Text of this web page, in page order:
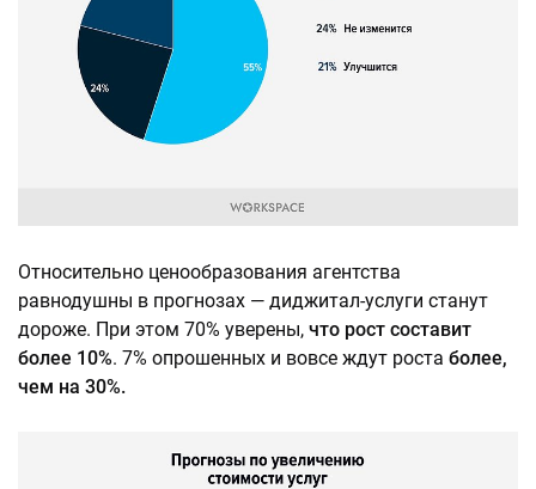
Относительно ценообразования агентства
равнодушны в прогнозах — диджитал-услуги станут
дороже. При этом 70% уверены, что рост составит
более 10%. 7% опрошенных и вовсе ждут роста более,
чем на 30%.